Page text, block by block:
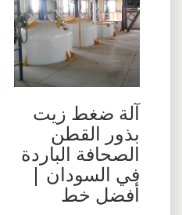
آلة ضغط زيت
بذور القطن
الصحافة الباردة
في السودان |
أفضل خط